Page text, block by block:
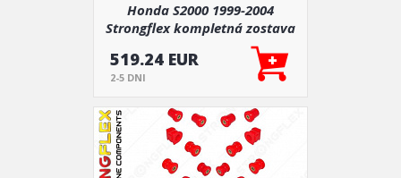
Honda S2000 1999-2004
Strongflex kompletná zostava
silentblokov 26 ks
519.24 EUR
2-5 DNI